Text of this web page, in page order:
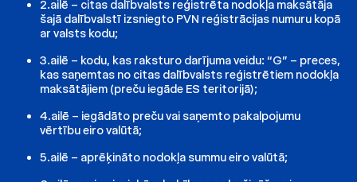
2.ailē – citas dalībvalsts reģistrēta nodokļa maksātāja
šajā dalībvalstī izsniegto PVN reģistrācijas numuru kopā
ar valsts kodu;
3.ailē – kodu, kas raksturo darījuma veidu: “G” – preces,
kas saņemtas no citas dalībvalsts reģistrētiem nodokļa
maksātājiem (preču iegāde ES teritorijā);
4.ailē – iegādāto preču vai saņemto pakalpojumu
vērtību eiro valūtā;
5.ailē – aprēķināto nodokļa summu eiro valūtā;